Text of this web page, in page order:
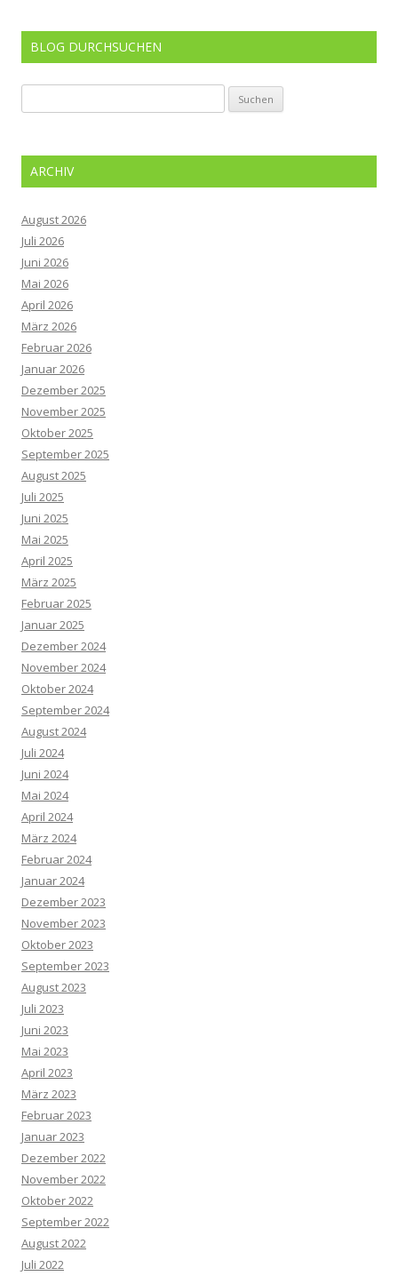
BLOG DURCHSUCHEN
nach:
ARCHIV
August 2026
Juli 2026
Juni 2026
Mai 2026
April 2026
März 2026
Februar 2026
Januar 2026
Dezember 2025
November 2025
Oktober 2025
September 2025
August 2025
Juli 2025
Juni 2025
Mai 2025
April 2025
März 2025
Februar 2025
Januar 2025
Dezember 2024
November 2024
Oktober 2024
September 2024
August 2024
Juli 2024
Juni 2024
Mai 2024
April 2024
März 2024
Februar 2024
Januar 2024
Dezember 2023
November 2023
Oktober 2023
September 2023
August 2023
Juli 2023
Juni 2023
Mai 2023
April 2023
März 2023
Februar 2023
Januar 2023
Dezember 2022
November 2022
Oktober 2022
September 2022
August 2022
Juli 2022